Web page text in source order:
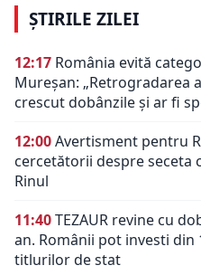
ȘTIRILE ZILEI
12:17 România evită
Mureșan: „Retrogradarea
crescut dobânzile şi ar fi
12:00Avertisment pentru
cercetătorii despre seceta
Rinul
11:40TEZAUR revine cu
an. Românii pot investi
titlurilor de stat